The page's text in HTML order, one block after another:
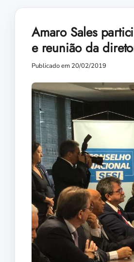
Amaro Sales
e reunião da
Publicado em 20/02/2019